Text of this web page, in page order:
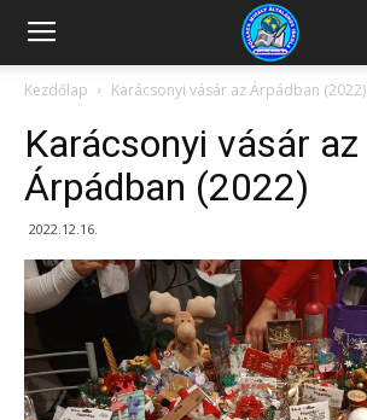
Kazincbarcikai
Pollack
Mihály
Kezdőlap Karácsonyi vásár az Árpádban (2022)
Karácsonyi vásár az
Árpádban (2022)
2022.12.16.